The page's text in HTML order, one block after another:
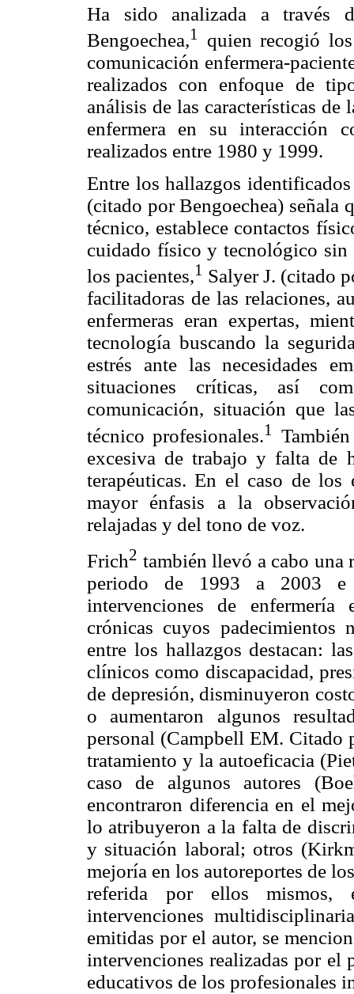
Ha sido analizada a través
Bengoechea,1
quien recogió
comunicación enfermera-
realizados con enfoque de
análisis de las características
enfermera en su interacción
realizados entre 1980 y 1999.
Entre los hallazgos
(citado por Bengoechea) señala
técnico, establece contactos
cuidado físico y tecnológico sin
los pacientes,1 Salyer J. (citado
facilitadoras de las relaciones,
enfermeras eran expertas,
tecnología buscando la
estrés ante las necesidades
situaciones críticas, así
comunicación, situación que
técnico profesionales.1
excesiva de trabajo y falta de
terapéuticas. En el caso de
mayor énfasis a la
relajadas y del tono de voz.
Frich2 también llevó a cabo una
periodo de 1993 a 2003 e
intervenciones de enfermería
crónicas cuyos padecimientos
entre los hallazgos destacan:
clínicos como discapacidad,
de depresión, disminuyeron
o aumentaron algunos
personal (Campbell EM. Citado
tratamiento y la autoeficacia
caso de algunos autores
encontraron diferencia en el
lo atribuyeron a la falta de
y situación laboral; otros
mejoría en los autoreportes de
referida por ellos mismos,
intervenciones
emitidas por el autor, se
intervenciones realizadas por el
educativos de los profesionales